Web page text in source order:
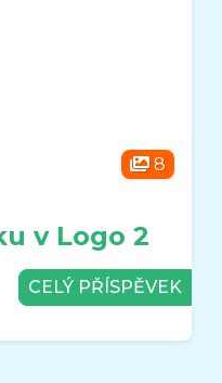
8
v Logo 2
CELÝ PŘÍSPĚVEK